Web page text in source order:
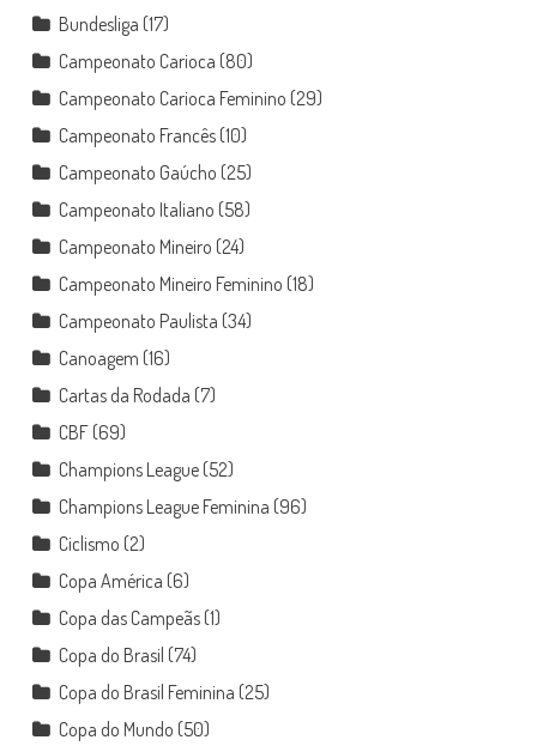
Bundesliga (17)
Campeonato Carioca (80)
Campeonato Carioca Feminino (29)
Campeonato Francês(10)
Campeonato Gaúcho (25)
Campeonato Italiano (58)
Campeonato Mineiro (24)
Campeonato Mineiro Feminino (18)
Campeonato Paulista (34)
Canoagem (16)
Cartas da Rodada (7)
CBF(69)
Champions League(52)
Champions League Feminina (96)
Ciclismo (2)
Copa América (6)
Copa das Campeãs(1)
Copa do Brasil (74)
Copa do Brasil Feminina (25)
Copa do Mundo (50)